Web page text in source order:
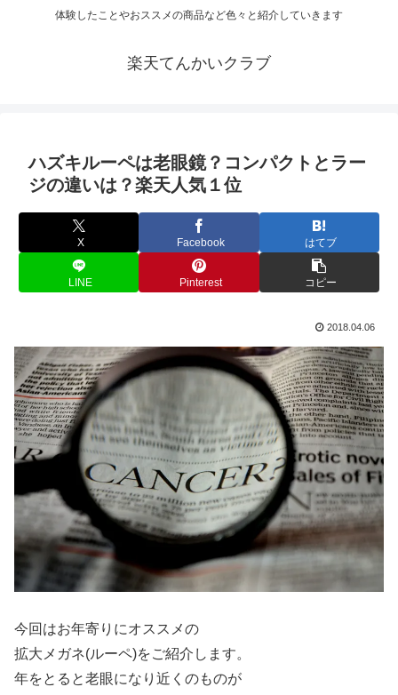
体験したことやおススメの商品など色々と紹介していきます
楽天てんかいクラブ
ハズキルーペは老眼鏡？コンパクトとラー
ジの違いは？楽天人気１位
X Facebook はてブ
LINE Pinterest コピー
2018.04.06
今回はお年寄りにオススメの
拡大メガネ(ルーペ)をご紹介します。
年をとると老眼になり近くのものが